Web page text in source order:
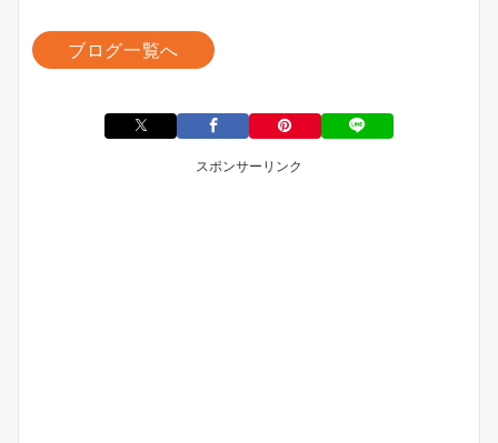
ブログ一覧へ
スポンサーリンク